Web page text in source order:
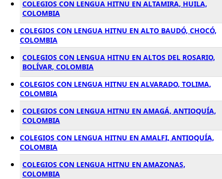
COLEGIOS CON LENGUA HITNU EN ALTAMIRA, HUILA,
COLOMBIA
COLEGIOS CON LENGUA HITNU EN ALTO BAUDÓ, CHOCÓ,
COLOMBIA
COLEGIOS CON LENGUA HITNU EN ALTOS DEL ROSARIO,
BOLÍVAR, COLOMBIA
COLEGIOS CON LENGUA HITNU EN ALVARADO, TOLIMA,
COLOMBIA
COLEGIOS CON LENGUA HITNU EN AMAGÁ, ANTIOQUÍA,
COLOMBIA
COLEGIOS CON LENGUA HITNU EN AMALFI, ANTIOQUÍA,
COLOMBIA
COLEGIOS CON LENGUA HITNU EN AMAZONAS,
COLOMBIA